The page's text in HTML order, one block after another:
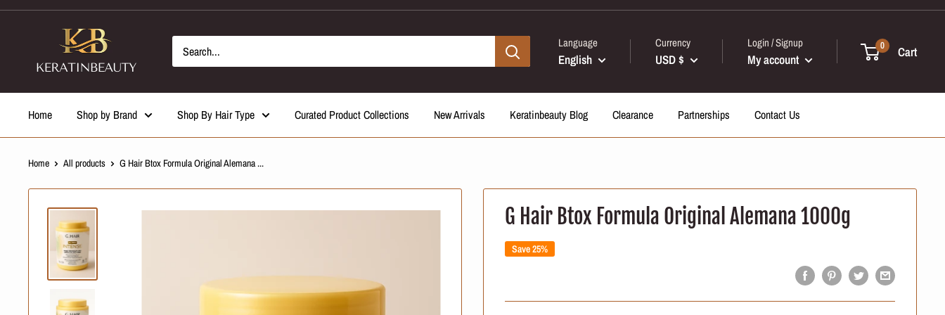
Skip
Language
English
Currency
USD $
Login / Signup
My account
0 Cart
Home Shop by Brand Shop By Hair Type Curated Product Collections New Arrivals Keratinbeauty Blog Clearance Partnerships Contact Us
Home All products G Hair Btox Formula Original Alemana ...
G Hair Btox Formula Original Alemana 1000g
Save 25%